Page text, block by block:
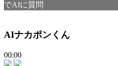
でAIに質問
AIナカポンくん
00:00